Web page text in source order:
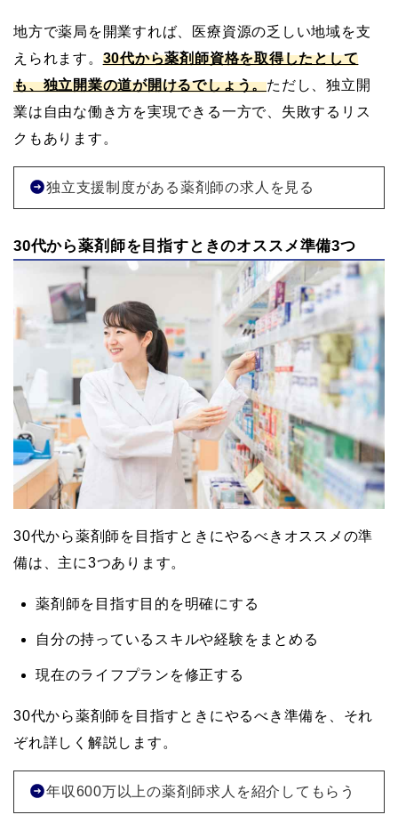
地方で薬局を開業すれば、医療資源の乏しい地域を支
えられます。 30代から薬剤師資格を取得したとして
も、独立開業の道が開けるでしょう。ただし、独立開
業は自由な働き方を実現できる一方で、失敗するリス
クもあります。
独立支援制度がある薬剤師の求人を見る
30代から薬剤師を目指すときのオススメ準備3つ
30代から薬剤師を目指すときにやるべきオススメの準
備は、主に3つあります。
薬剤師を目指す目的を明確にする
自分の持っているスキルや経験をまとめる
現在のライフプランを修正する
30代から薬剤師を目指すときにやるべき準備を、それ
ぞれ詳しく解説します。
年収600万以上の薬剤師求人を紹介してもらう